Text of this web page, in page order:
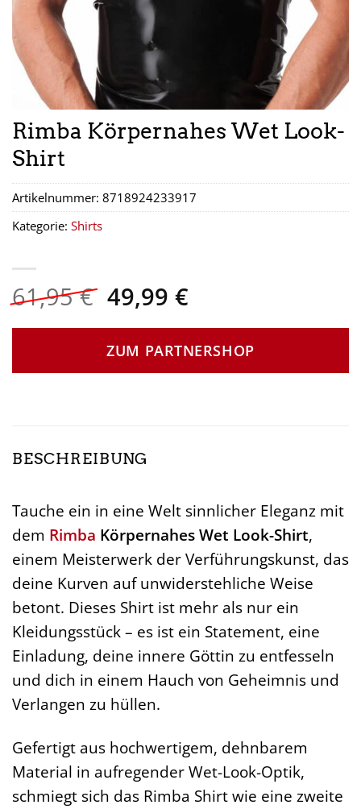
Rimba Körpernahes Wet Look-
Shirt
61,95€ Ursprünglicher
Preis
war:
61,95 €
49,99 €Aktueller
ist:
49,99 €.
ZUM PARTNERSHOP
Artikelnummer: 8718924233917
Kategorie: Shirts
BESCHREIBUNG
Tauche ein in eine Welt sinnlicher Eleganz mit
dem Rimba Körpernahes Wet Look-Shirt,
einem Meisterwerk der Verführungskunst, das
deine Kurven auf unwiderstehliche Weise
betont. Dieses Shirt ist mehr als nur ein
Kleidungsstück – es ist ein Statement, eine
Einladung, deine innere Göttin zu entfesseln
und dich in einem Hauch von Geheimnis und
Verlangen zu hüllen.
Gefertigt aus hochwertigem, dehnbarem
Material in aufregender Wet-Look-Optik,
schmiegt sich das Rimba Shirt wie eine zweite